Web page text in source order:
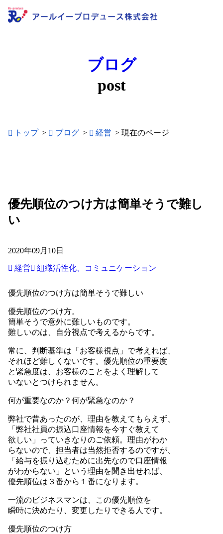
ブログ
post
トップ > ブログ > 経営 >現在のページ
優先順位のつけ方は簡単そうで難し
い
2020年09月10日
経営 組織活性化、コミュニケーション
優先順位のつけ方は簡単そうで難しい
優先順位のつけ方。
簡単そうで意外に難しいものです。
難しいのは、自分視点で考えるからです。
常に、判断基準は「お客様視点」で考えれば、
それほど難しくないです。優先順位の重要度
と緊急度は、お客様のことをよく理解して
いないとつけられません。
何が重要なのか？何が緊急なのか？
弊社で昔あったのが、理由を教えてもらえず、
「弊社社員の振込口座情報を今すぐ教えて
欲しい」っていきなりのご依頼。理由がわか
らないので、担当者は当然拒否するのですが、
「給与を振り込むために出先なので口座情報
がわからない」という理由を聞き出せれば、
優先順位は３番から１番になります。
一流のビジネスマンは、この優先順位を
瞬時に決めたり、変更したりできる人です。
優先順位のつけ方